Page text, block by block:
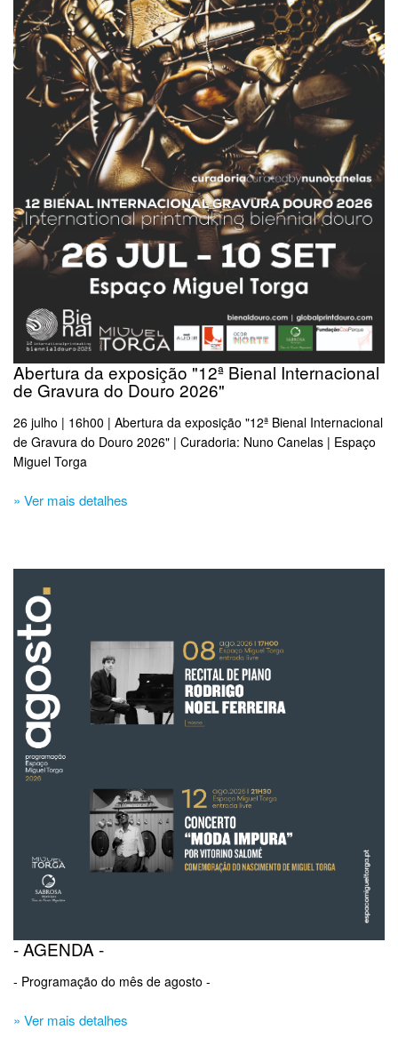
Abertura da exposição "12ª Bienal Internacional
de Gravura do Douro 2026"
26 julho | 16h00 | Abertura da exposição "12ª Bienal Internacional
de Gravura do Douro 2026" | Curadoria: Nuno Canelas | Espaço
Miguel Torga
» Ver mais detalhes
- AGENDA -
- Programação do mês de agosto -
» Ver mais detalhes